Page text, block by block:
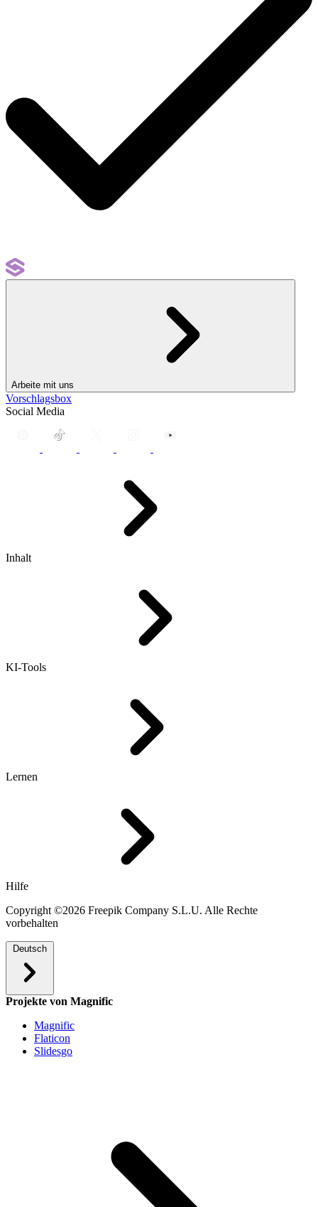
Arbeite mit uns
Vorschlagsbox
Social Media
Inhalt
KI-Tools
Lernen
Hilfe
Copyright ©2026 Freepik Company S.L.U. Alle Rechte
vorbehalten
Deutsch
Projekte von Magnific
Magnific
Flaticon
Slidesgo